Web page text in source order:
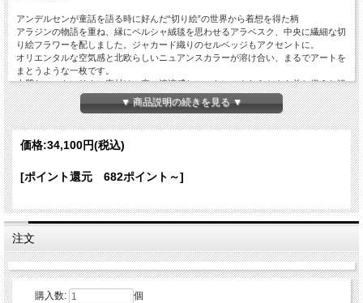
アンデルセンが童話を語る時に好んだ“切り絵”の世界から着想を得た柄
アラジンの物語を重ね、縁にペルシャ絨毯を思わせるアラベスク、中央に繊細な切
り絵フラワーを配しました。ジャカード織りのセルベッジもアクセントに。
オリエンタルな空気感と北欧らしいニュアンスカラーが溶け合い、まるでアートを
まとうような一枚です。
上質なコットンリネン素材は、麻の清涼感とコットンのやわらかさを兼ね備えた軽
やかな風合い。
表情のある織りでシワが目立ちにくく、冷房対策や日よけにも活躍します。
素材
リネン60% コットン40%
サイズ 80cmx190cm
カラーバリエーション
▼ 商品説明の続きを見る ▼
価格:34,100円(税込)
[ポイント還元 682ポイント～]
注文
購入数: 個